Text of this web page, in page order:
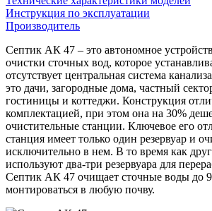
Инструкция по эксплуатации
Производитель
Септик АК 47 – это автономное
очистки сточных вод, которое
отсутствует центральная система
это дачи, загородные дома, частный
гостиницы и коттеджи. Конструкция
комплектацией, при этом она на 30%
очистительные станции. Ключевое его
станция имеет только один резервуар и
исключительно в нем. В то время как
используют два-три резервуара для
Септик АК 47 очищает сточные воды до
монтироваться в любую почву.